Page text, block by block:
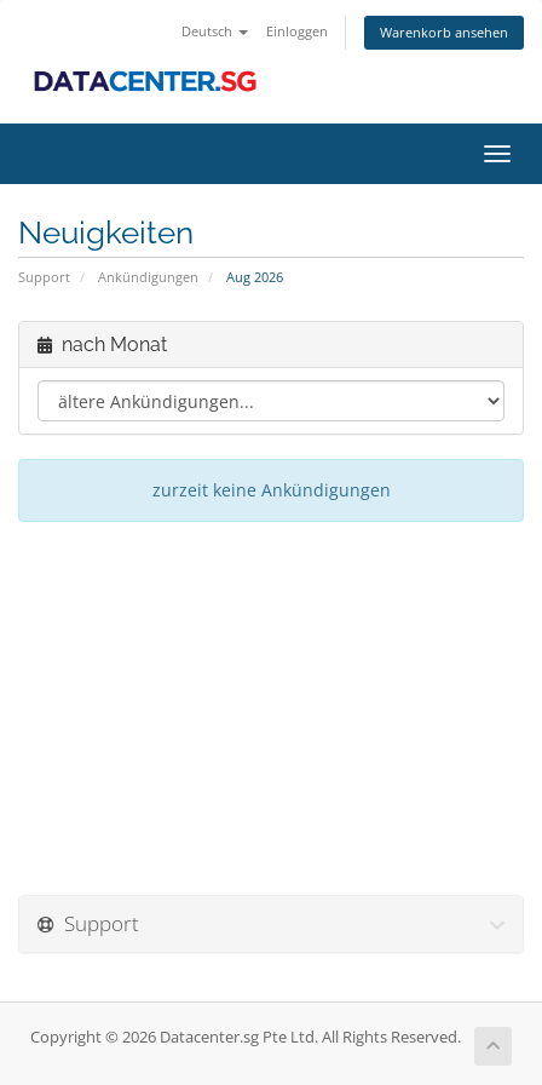
Deutsch Einloggen Warenkorb ansehen
ein-/
Neuigkeiten
Support Ankündigungen Aug 2026
nach Monat
zurzeit keine Ankündigungen
Support
Copyright © 2026 Datacenter.sg Pte Ltd. All Rights Reserved.